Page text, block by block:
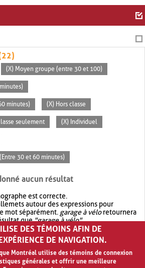
(X) Moyen groupe (entre 30 et 100)
minutes) (X) Hors classe
seulement (X) Individuel
30 et 60 minutes)
aucun résultat
est correcte.
autour des expressions pour
mot séparément. garage à véloretournera
que"garage à vélo".
votre recherche avec OR.garage OR vélo
plus de résultat quegarage à vélo
DES TÉMOINS AFIN DE
DE NAVIGATION.
Montréal utilise des témoins de connexion
générales et offrir une meilleure